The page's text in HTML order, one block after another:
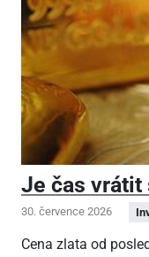
Je čas vrátit
30. července 2026
Cena zlata od